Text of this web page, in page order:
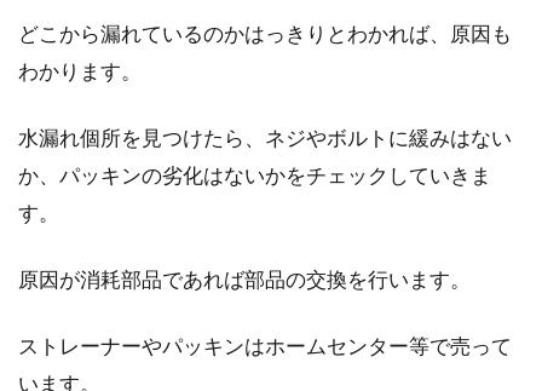
どこから漏れているのかはっきりとわかれば、原因も
わかります。
水漏れ個所を見つけたら、ネジやボルトに緩みはない
か、パッキンの劣化はないかをチェックしていきま
す。
原因が消耗部品であれば部品の交換を行います。
ストレーナーやパッキンはホームセンター等で売って
います。